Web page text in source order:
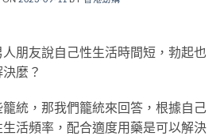
人朋友說自己性生活時間短，勃起也
麼？
統，那我們籠統來回答，根據自己
活頻率，配合適度用藥是可以解決